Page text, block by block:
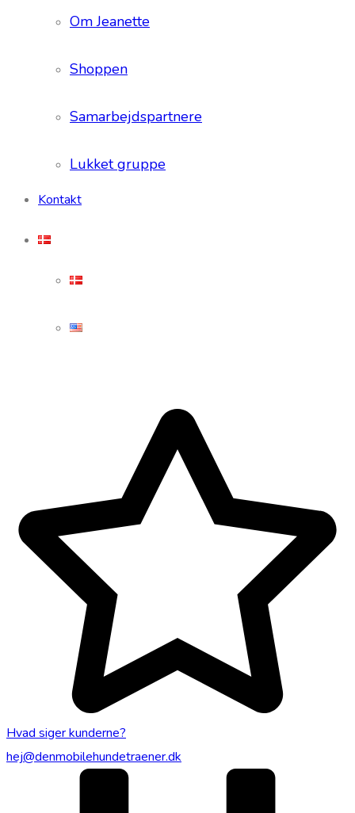
Om Jeanette
Shoppen
Samarbejdspartnere
Lukket gruppe
Kontakt
Hvad siger kunderne?
hej@denmobilehundetraener.dk